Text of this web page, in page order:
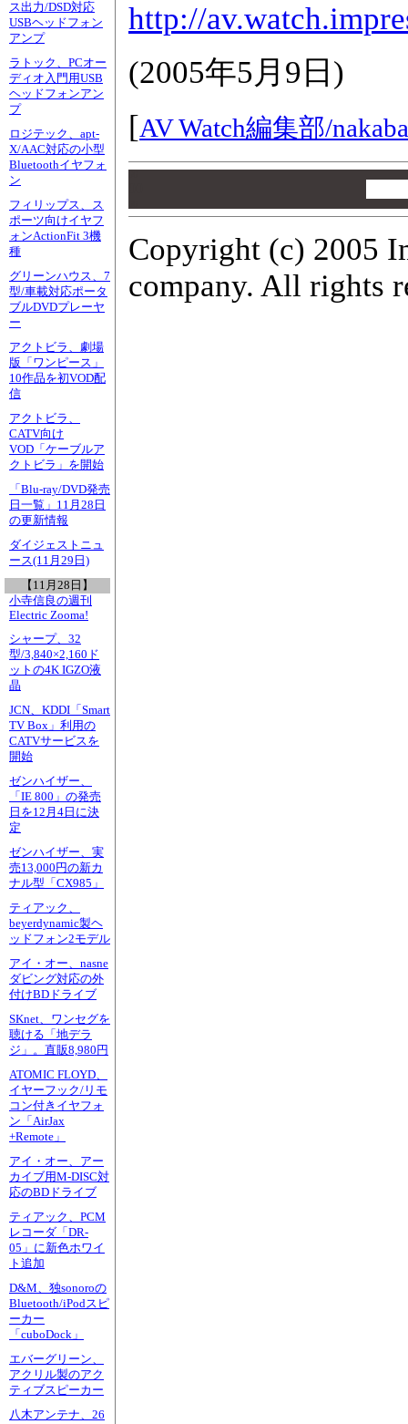
ス出力/DSD対応
USBヘッドフォン
アンプ
ラトック、PCオー
ディオ入門用USB
ヘッドフォンアン
プ
ロジテック、apt-
X/AAC対応の小型
Bluetoothイヤフォ
ン
フィリップス、ス
ポーツ向けイヤフ
ォンActionFit 3機
種
グリーンハウス、7
型/車載対応ポータ
ブルDVDプレーヤ
ー
アクトビラ、劇場
版「ワンピース」
10作品を初VOD配
信
アクトビラ、
CATV向け
VOD「ケーブルア
クトビラ」を開始
「Blu-ray/DVD発売
日一覧」11月28日
の更新情報
ダイジェストニュ
ース(11月29日)
【11月28日】
小寺信良の週刊
Electric Zooma!
シャープ、32
型/3,840×2,160ド
ットの4K IGZO液
晶
JCN、KDDI「Smart
TV Box」利用の
CATVサービスを
開始
ゼンハイザー、
「IE 800」の発売
日を12月4日に決
定
ゼンハイザー、実
売13,000円の新カ
ナル型「CX985」
ティアック、
beyerdynamic製ヘ
ッドフォン2モデル
アイ・オー、nasne
ダビング対応の外
付けBDドライブ
SKnet、ワンセグを
聴ける「地デラ
ジ」。直販8,980円
ATOMIC FLOYD、
イヤーフック/リモ
コン付きイヤフォ
ン「AirJax
+Remote」
アイ・オー、アー
カイブ用M-DISC対
応のBDドライブ
ティアック、PCM
レコーダ「DR-
05」に新色ホワイ
ト追加
D&M、独sonoroの
Bluetooth/iPodスピ
ーカー
「cuboDock」
エバーグリーン、
アクリル製のアク
ティブスピーカー
八木アンテナ、26
http://
(2005年5月9日 )
[AV Watch編集部/
Copyright (c) 2005
company. All rights